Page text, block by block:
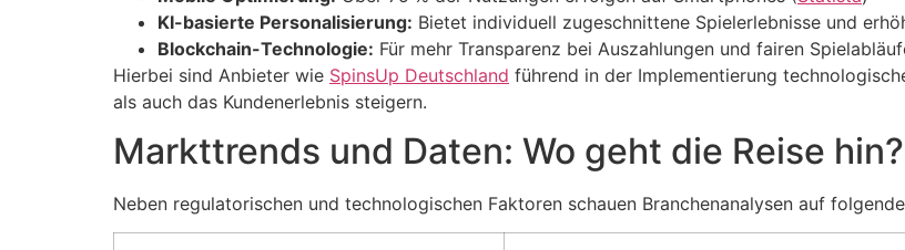
KI-basierte Personalisierung: Bietet individuell zugeschnittene Spielerlebnisse und
Blockchain-Technologie: Für mehr Transparenz bei Auszahlungen und fairen
Hierbei sind Anbieter wie SpinsUp Deutschland führend in der Implementierung
als auch das Kundenerlebnis steigern.
Markttrends und Daten: Wo geht die Reise hin?
Neben regulatorischen und technologischen Faktoren schauen Branchenanalysen auf